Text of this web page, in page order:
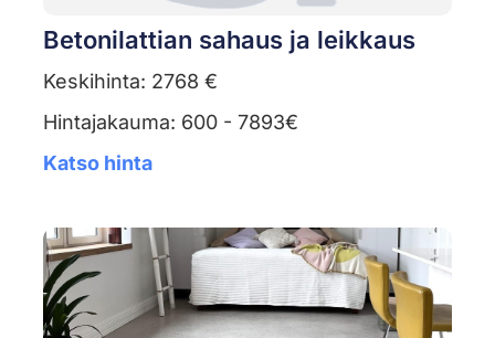
Betonilattian sahaus ja leikkaus
Keskihinta: 2768 €
Hintajakauma: 600 - 7893€
Katso hinta